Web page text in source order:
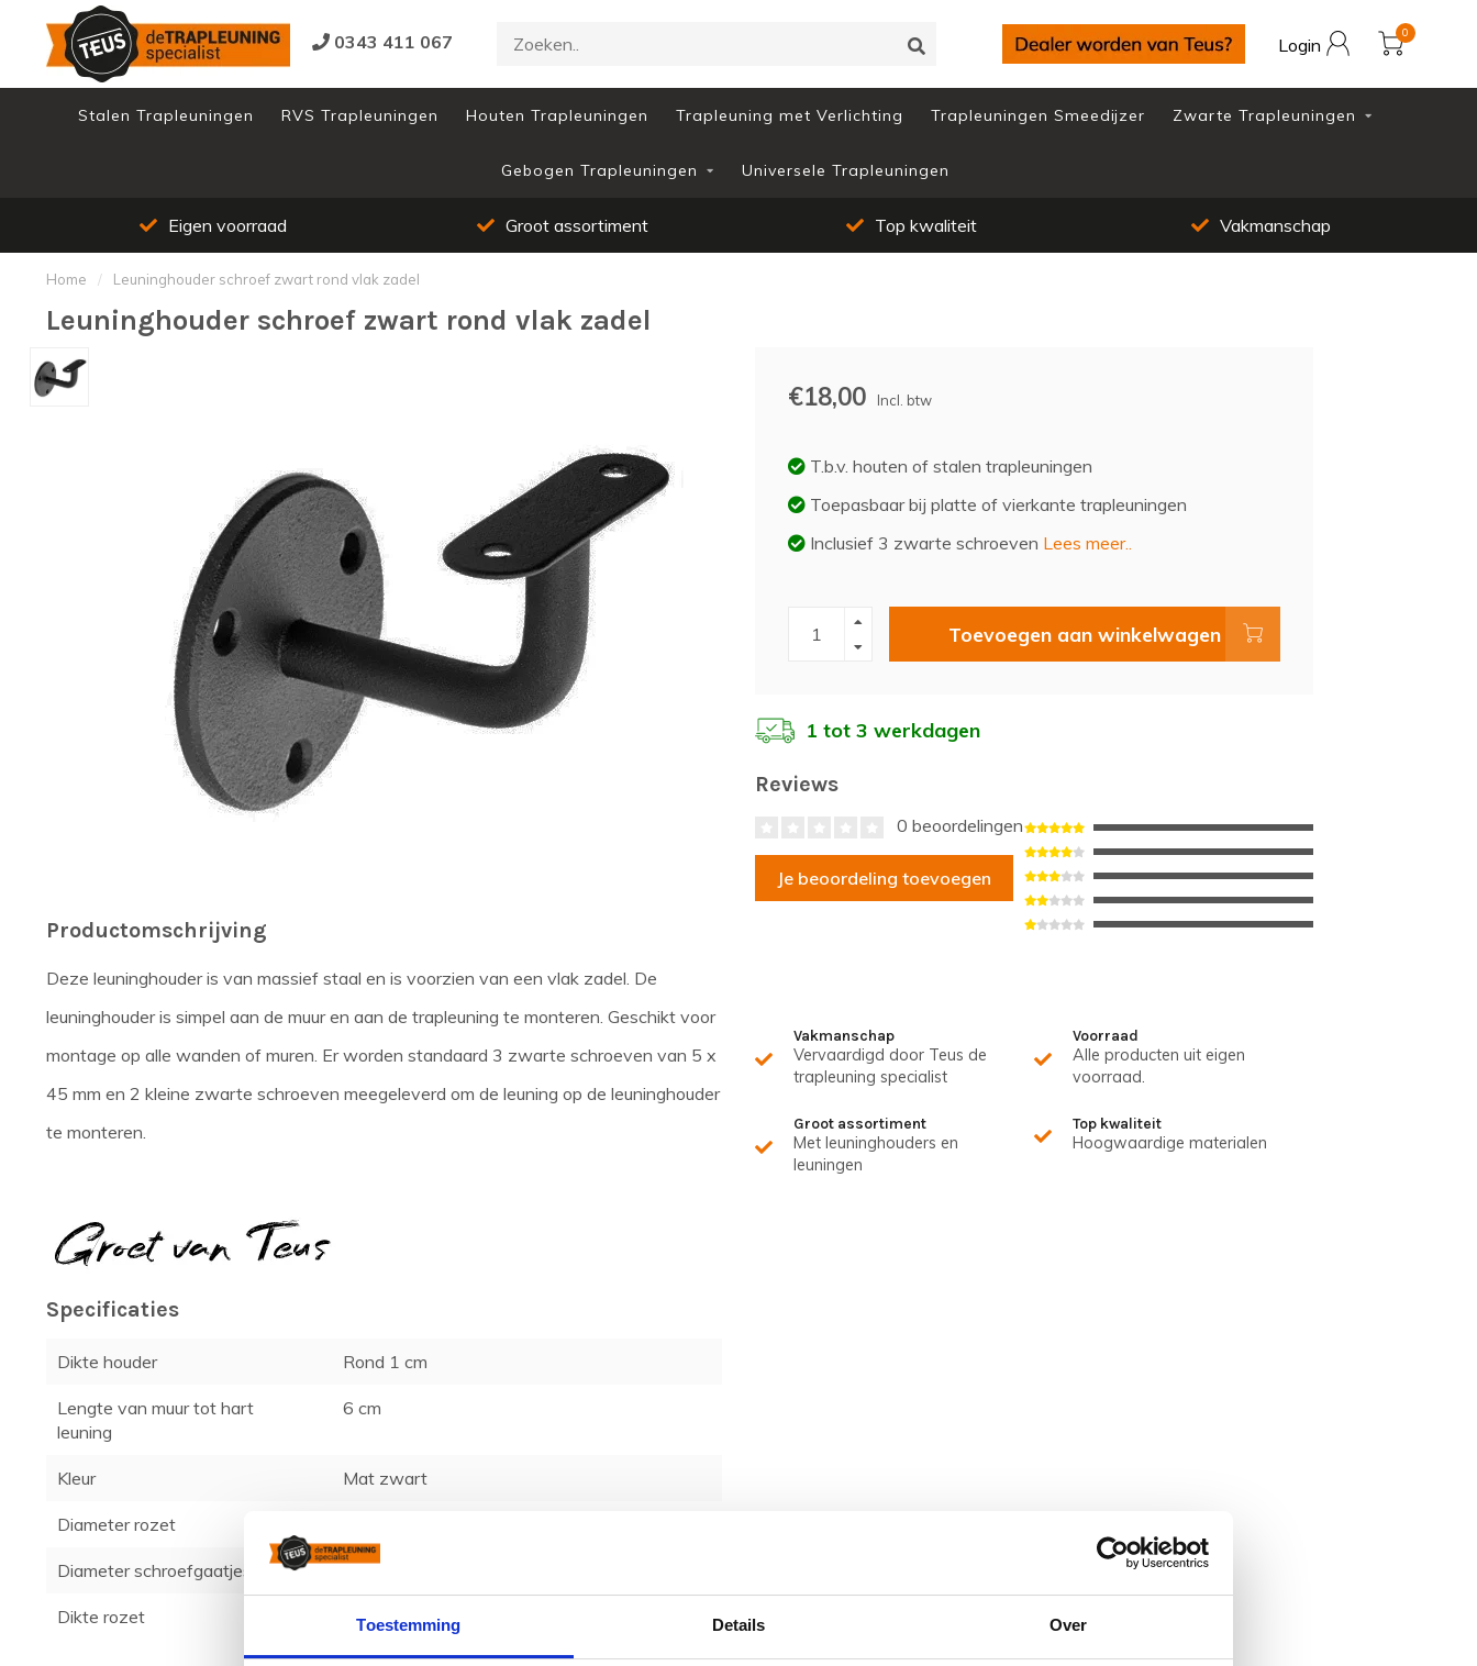
Toestemming Details Over
0343 411 067 Login
0
Stalen Trapleuningen RVS Trapleuningen Houten Trapleuningen Trapleuning met Verlichting Trapleuningen Smeedijzer Zwarte Trapleuningen
Gebogen Trapleuningen Universele Trapleuningen
Eigen voorraad Groot assortiment Top kwaliteit Vakmanschap
Home / Leuninghouder schroef zwart rond vlak zadel
Leuninghouder schroef zwart rond vlak zadel
Productomschrijving
Deze leuninghouder is van massief staal en is voorzien van een vlak zadel. De
leuninghouder is simpel aan de muur en aan de trapleuning te monteren. Geschikt voor
montage op alle wanden of muren. Er worden standaard 3 zwarte schroeven van 5 x
45 mm en 2 kleine zwarte schroeven meegeleverd om de leuning op de leuninghouder
te monteren.
Specificaties
Dikte houder Rond 1 cm
Lengte van muur tot hart
leuning
6 cm
Kleur Mat zwart
Diameter rozet
Diameter schroefgaatjes 6,5 mm
Dikte rozet 3 mm
€18,00 Incl. btw
T.b.v. houten of stalen trapleuningen
Toepasbaar bij platte of vierkante trapleuningen
Inclusief 3 zwarte schroeven Lees meer..
Toevoegen aan winkelwagen
1 tot 3 werkdagen
Reviews
0 beoordelingen
Je beoordeling toevoegen
Vakmanschap
Vervaardigd door Teus de
trapleuning specialist
Voorraad
Alle producten uit eigen
voorraad.
Groot assortiment
Met leuninghouders en
leuningen
Top kwaliteit
Hoogwaardige materialen